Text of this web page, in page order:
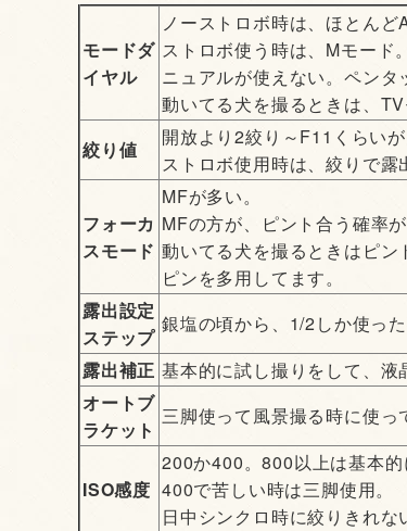
モードダ
イヤル
ノーストロボ時は、ほとんど
ストロボ使う時は、Mモード
ニュアルが使えない。ペンタ
動いてる犬を撮るときは、
絞り値
開放より2絞り～F11くらい
ストロボ使用時は、絞りで露
フォーカ
スモード
MFが多い。
MFの方が、ピント合う確率が
動いてる犬を撮るときはピ
ピンを多用してます。
露出設定
ステップ
銀塩の頃から、1/2しか使った
露出補正 基本的に試し撮りをして、液
オートブ
ラケット
三脚使って風景撮る時に使っ
ISO感度
200か400。800以上は基本的
400で苦しい時は三脚使用。
日中シンクロ時に絞りきれな